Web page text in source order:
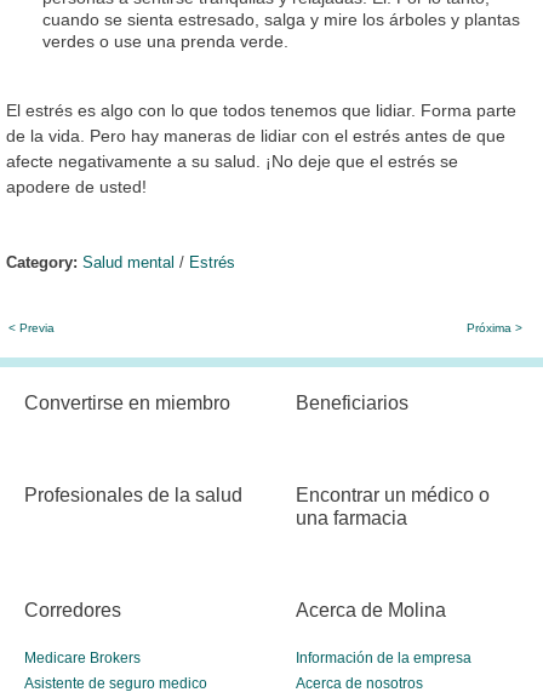
cuando se sienta estresado, salga y mire los árboles y plantas
verdes o use una prenda verde.
El estrés es algo con lo que todos tenemos que lidiar. Forma parte
de la vida. Pero hay maneras de lidiar con el estrés antes de que
afecte negativamente a su salud. ¡No deje que el estrés se
apodere de usted!
Category: Salud mental / Estrés
< Previa Próxima >
Convertirse en miembro Beneficiarios
Profesionales de la salud
Encontrar un médico o
una farmacia
Corredores
Medicare Brokers
Asistente de seguro medico
Acerca de Molina
Información de la empresa
Acerca de nosotros